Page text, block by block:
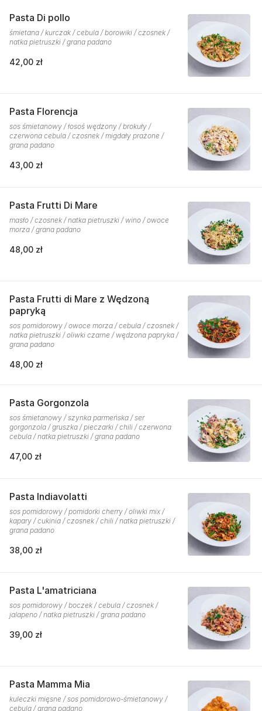
Pasta Di pollo
śmietana / kurczak / cebula / borowiki / czosnek /
natka pietruszki / grana padano
42,00 zł
Pasta Florencja
sos śmietanowy / łosoś wędzony / brokuły /
czerwona cebula / czosnek / migdały prażone /
grana padano
43,00 zł
Pasta Frutti Di Mare
masło / czosnek / natka pietruszki / wino / owoce
morza / grana padano
48,00 zł
Pasta Frutti di Mare z Wędzoną
papryką
sos pomidorowy / owoce morza / cebula / czosnek /
natka pietruszki / oliwki czarne / wędzona papryka /
grana padano
48,00 zł
Pasta Gorgonzola
sos śmietanowy / szynka parmeńska / ser
gorgonzola / gruszka / pieczarki / chili / czerwona
cebula / natka pietruszki / grana padano
47,00 zł
Pasta Indiavolatti
sos pomidorowy / pomidorki cherry / oliwki mix /
kapary / cukinia / czosnek / chili / natka pietruszki /
grana padano
38,00 zł
Pasta L'amatriciana
sos pomidorowy / boczek / cebula / czosnek /
jalapeno / natka pietruszki / grana padano
39,00 zł
Pasta Mamma Mia
kuleczki mięsne / sos pomidorowo-śmietanowy /
cebula / grana padano